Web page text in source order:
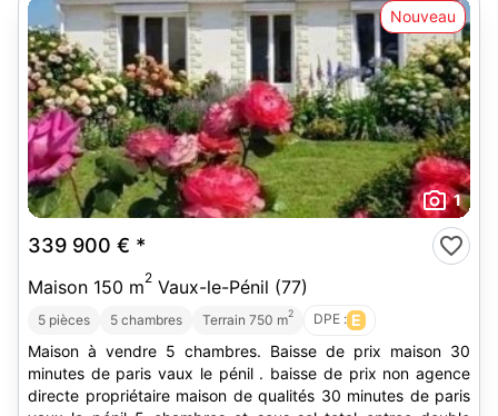
Nouveau
1
339 900 € *
Maison 150 m2 Vaux-le-Pénil (77)
5 pièces 5 chambres Terrain 750 m2 DPE : E
Maison à vendre 5 chambres. Baisse de prix maison 30
minutes de paris vaux le pénil . baisse de prix non agence
directe propriétaire maison de qualités 30 minutes de paris